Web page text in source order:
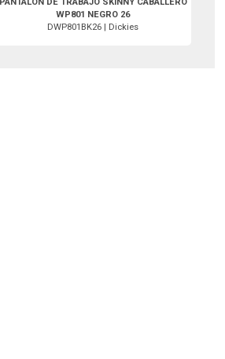
PANTALON DE TRABAJO SKINNY CABALLERO
WP801 NEGRO 26
DWP801BK26 | Dickies